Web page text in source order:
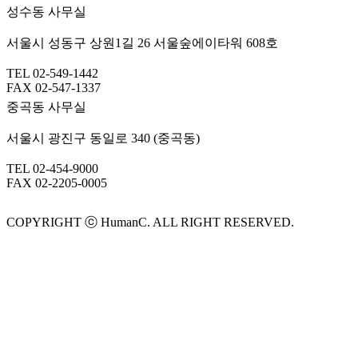
성수동 사무실
서울시 성동구 상원1길 26 서울숲에이타워 608호
TEL 02-549-1442
FAX 02-547-1337
중곡동 사무실
서울시 광진구 동일로 340 (중곡동)
TEL 02-454-9000
FAX 02-2205-0005
COPYRIGHT ⓒ HumanC. ALL RIGHT RESERVED.